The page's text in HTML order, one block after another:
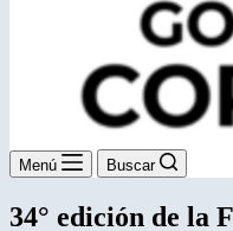
Menú Buscar
34° edición de la